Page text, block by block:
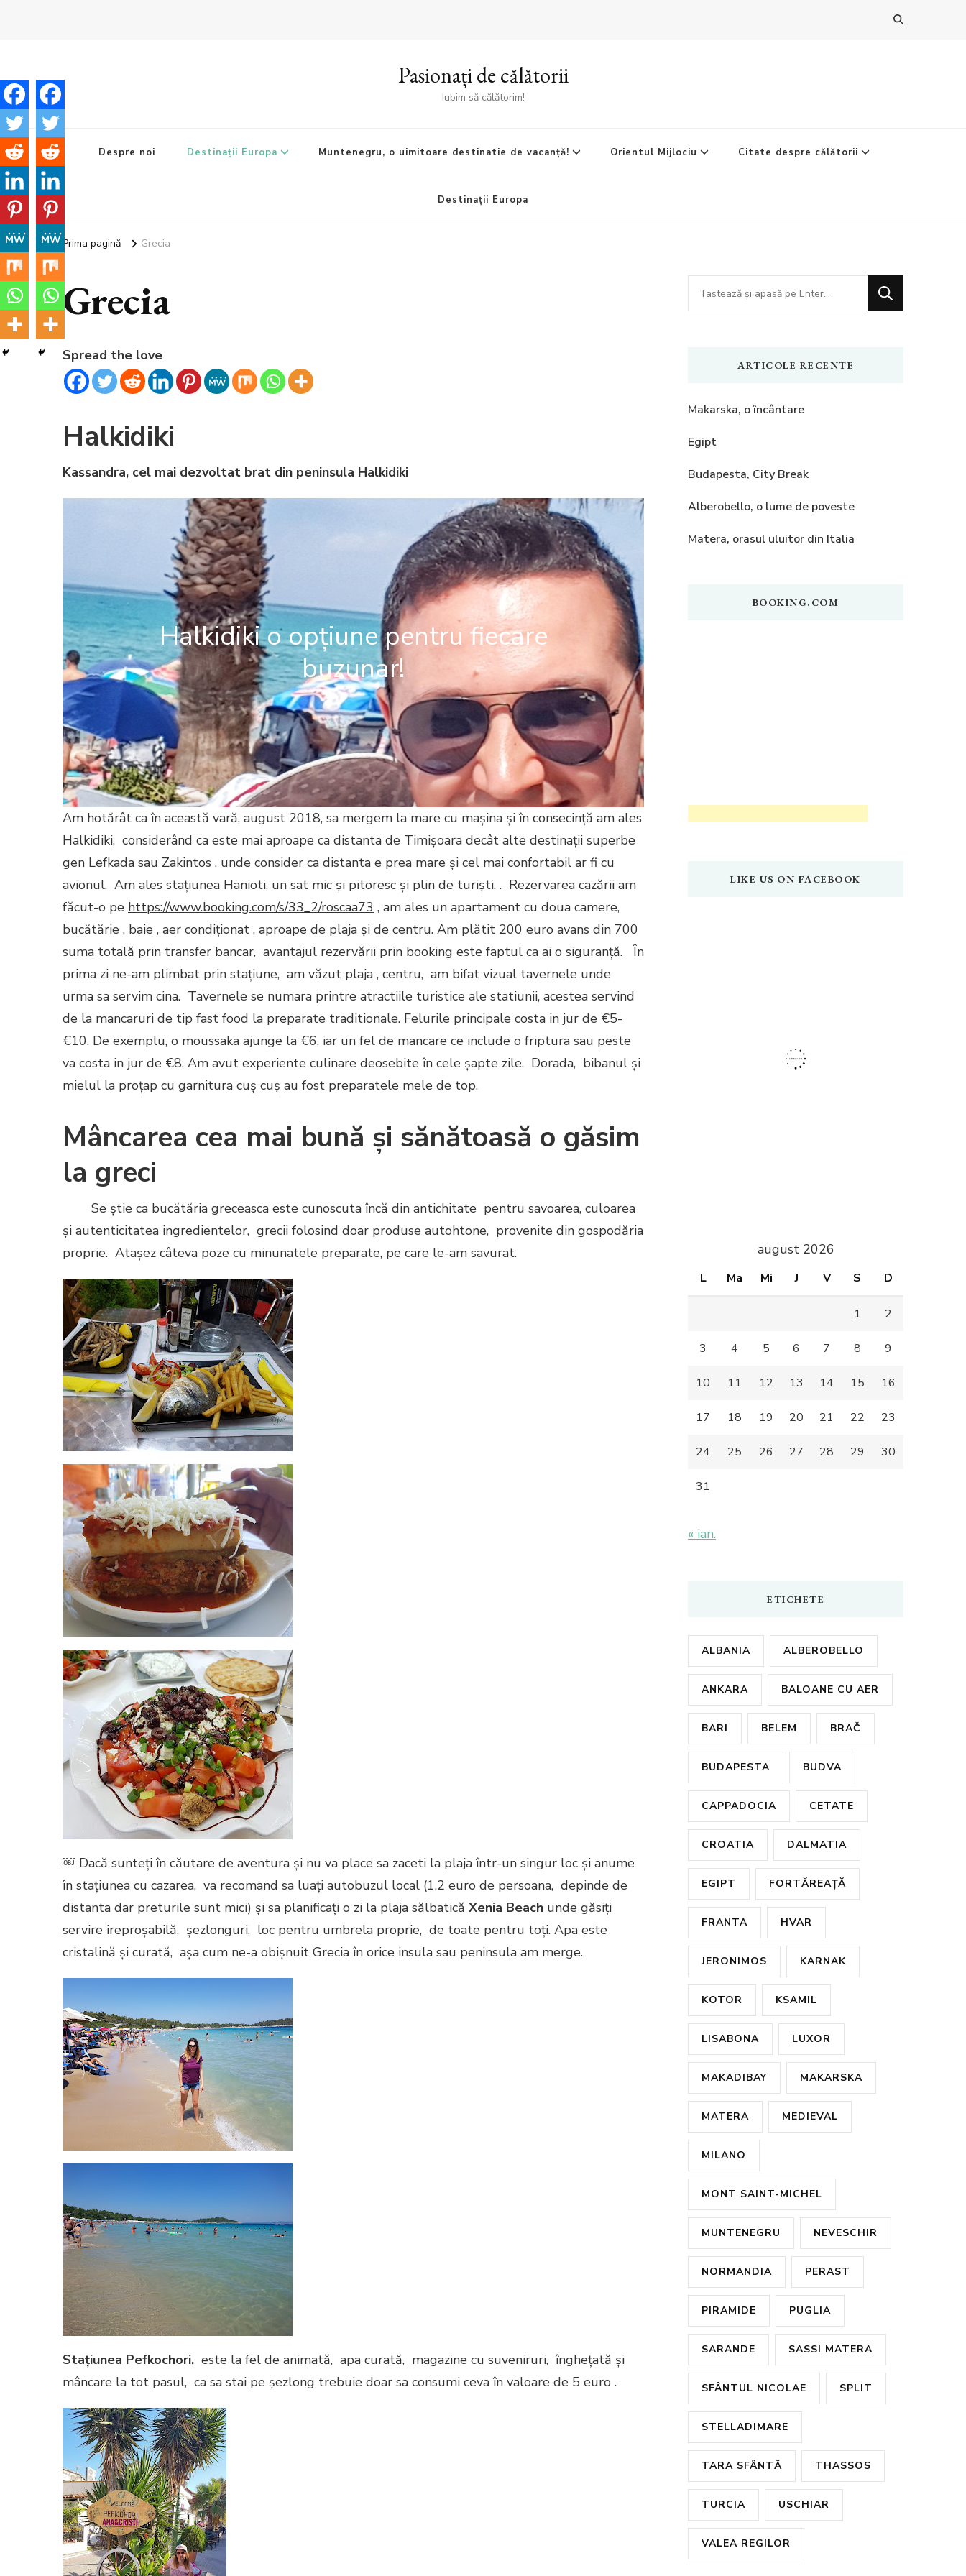
Pasionați de călătorii
Iubim să călătorim!
Despre noi Destinații Europa Muntenegru, o uimitoare destinatie de vacanță! Orientul Mijlociu Citate despre călătorii
Destinații Europa
Prima pagină Grecia
Grecia
Spread the love
Halkidiki
Kassandra, cel mai dezvoltat brat din peninsula Halkidiki
Halkidiki o opțiune pentru fiecare
buzunar!
Am hotărât ca în această vară, august 2018, sa mergem la mare cu mașina și în consecință am ales
Halkidiki, considerând ca este mai aproape ca distanta de Timișoara decât alte destinații superbe
gen Lefkada sau Zakintos , unde consider ca distanta e prea mare și cel mai confortabil ar fi cu
avionul. Am ales stațiunea Hanioti, un sat mic și pitoresc și plin de turiști. . Rezervarea cazării am
făcut-o pe https://www.booking.com/s/33_2/roscaa73 , am ales un apartament cu doua camere,
bucătărie , baie , aer condiționat , aproape de plaja și de centru. Am plătit 200 euro avans din 700
suma totală prin transfer bancar, avantajul rezervării prin booking este faptul ca ai o siguranță. În
prima zi ne-am plimbat prin stațiune, am văzut plaja , centru, am bifat vizual tavernele unde
urma sa servim cina. Tavernele se numara printre atractiile turistice ale statiunii, acestea servind
de la mancaruri de tip fast food la preparate traditionale. Felurile principale costa in jur de €5-
€10. De exemplu, o moussaka ajunge la €6, iar un fel de mancare ce include o friptura sau peste
va costa in jur de €8. Am avut experiente culinare deosebite în cele șapte zile. Dorada, bibanul și
mielul la proțap cu garnitura cuș cuș au fost preparatele mele de top.
Mâncarea cea mai bună și sănătoasă o găsim
la greci
Se știe ca bucătăria greceasca este cunoscuta încă din antichitate pentru savoarea, culoarea
și autenticitatea ingredientelor, grecii folosind doar produse autohtone, provenite din gospodăria
proprie. Atașez câteva poze cu minunatele preparate, pe care le-am savurat.
￼ Dacă sunteți în căutare de aventura și nu va place sa zaceti la plaja într-un singur loc și anume
în stațiunea cu cazarea, va recomand sa luați autobuzul local (1,2 euro de persoana, depinde de
distanta dar preturile sunt mici) și sa planificați o zi la plaja sălbatică Xenia Beach unde găsiți
servire ireproșabilă, șezlonguri, loc pentru umbrela proprie, de toate pentru toți. Apa este
cristalină și curată, așa cum ne-a obișnuit Grecia în orice insula sau peninsula am merge.
Stațiunea Pefkochori, este la fel de animată, apa curată, magazine cu suveniruri, înghețată și
mâncare la tot pasul, ca sa stai pe șezlong trebuie doar sa consumi ceva în valoare de 5 euro .
Cauți
ceva?
ARTICOLE RECENTE
Makarska, o încântare
Egipt
Budapesta, City Break
Alberobello, o lume de poveste
Matera, orasul uluitor din Italia
BOOKING.COM
LIKE US ON FACEBOOK
august 2026
L Ma Mi J V S D
1 2
3 4 5 6 7 8 9
10 11 12 13 14 15 16
17 18 19 20 21 22 23
24 25 26 27 28 29 30
31
« ian.
ETICHETE
ALBANIA ALBEROBELLO
ANKARA BALOANE CU AER
BARI BELEM BRAČ
BUDAPESTA BUDVA
CAPPADOCIA CETATE
CROATIA DALMATIA
EGIPT FORTĂREAȚĂ
FRANTA HVAR
JERONIMOS KARNAK
KOTOR KSAMIL
LISABONA LUXOR
MAKADIBAY MAKARSKA
MATERA MEDIEVAL
MILANO
MONT SAINT-MICHEL
MUNTENEGRU NEVESCHIR
NORMANDIA PERAST
PIRAMIDE PUGLIA
SARANDE SASSI MATERA
SFÂNTUL NICOLAE SPLIT
STELLADIMARE
TARA SFÂNTĂ THASSOS
TURCIA USCHIAR
VALEA REGILOR